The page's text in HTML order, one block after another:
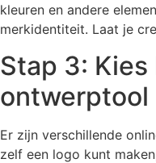
kleuren en andere
merkidentiteit. Laat je
Stap 3:
ontwerptool
Er zijn verschillende
zelf een logo kunt